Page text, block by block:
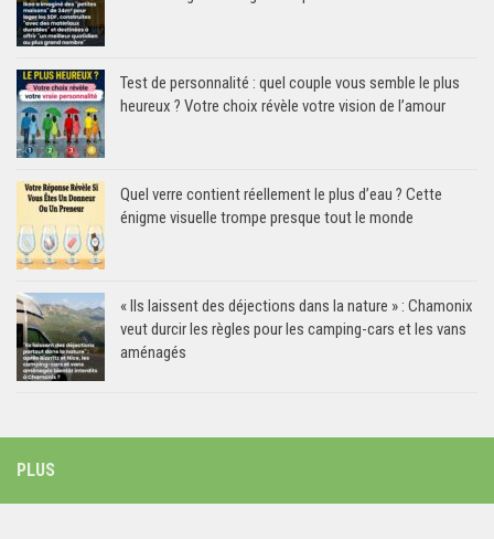
Test de personnalité : quel couple vous semble le plus
heureux ? Votre choix révèle votre vision de l’amour
Quel verre contient réellement le plus d’eau ? Cette
énigme visuelle trompe presque tout le monde
« Ils laissent des déjections dans la nature » : Chamonix
veut durcir les règles pour les camping-cars et les vans
aménagés
PLUS